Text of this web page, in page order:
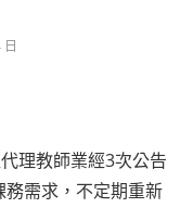
理教師業經3次公告
需求，不定期重新